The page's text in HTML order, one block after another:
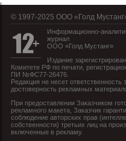
© 1997-2025 OOO «Голд
Информационно-
журнал
ООО «Голд Мустанг»
Издание
Комитете РФ по печати,
ПИ №ФС77-26476.
Редакция не несет ответственность
достоверность рекламных
При предоставлении Заказчиком
рекламного макета, Заказчик
соблюдение авторских прав
собственности) третьих лиц на
включенные в рекламу.